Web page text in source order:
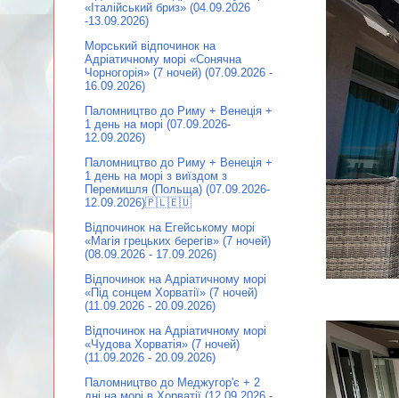
«Італійський бриз» (04.09.2026
-13.09.2026)
Морський відпочинок на
Адріатичному морі «Сонячна
Чорногорія» (7 ночей) (07.09.2026 -
16.09.2026)
Паломництво до Риму + Венеція +
1 день на морі (07.09.2026-
12.09.2026)
Паломництво до Риму + Венеція +
1 день на морі з виїздом з
Перемишля (Польща) (07.09.2026-
12.09.2026)🇵🇱🇪🇺
Відпочинок на Егейському морі
«Магія грецьких берегів» (7 ночей)
(08.09.2026 - 17.09.2026)
Відпочинок на Адріатичному морі
«Під сонцем Хорватії» (7 ночей)
(11.09.2026 - 20.09.2026)
Відпочинок на Адріатичному морі
«Чудова Хорватія» (7 ночей)
(11.09.2026 - 20.09.2026)
Паломництво до Меджугор'є + 2